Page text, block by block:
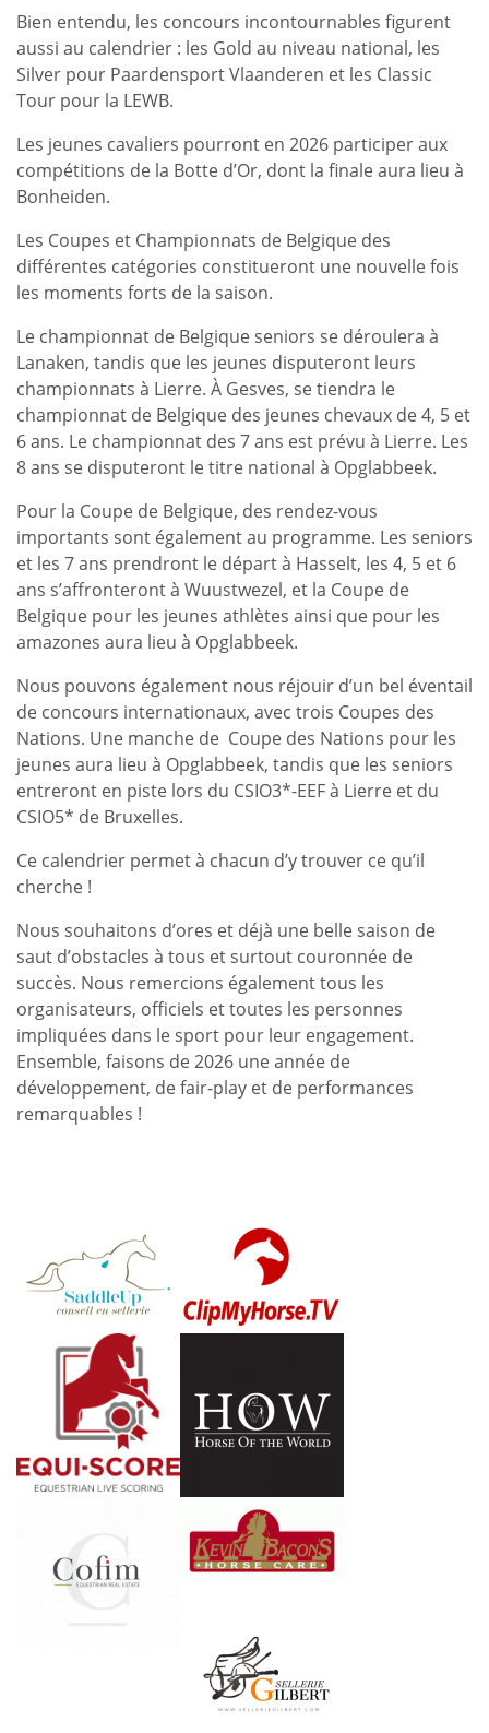
Bien entendu, les concours incontournables figurent
aussi au calendrier : les Gold au niveau national, les
Silver pour Paardensport Vlaanderen et les Classic
Tour pour la LEWB.
Les jeunes cavaliers pourront en 2026 participer aux
compétitions de la Botte d’Or, dont la finale aura lieu à
Bonheiden.
Les Coupes et Championnats de Belgique des
différentes catégories constitueront une nouvelle fois
les moments forts de la saison.
Le championnat de Belgique seniors se déroulera à
Lanaken, tandis que les jeunes disputeront leurs
championnats à Lierre. À Gesves, se tiendra le
championnat de Belgique des jeunes chevaux de 4, 5 et
6 ans. Le championnat des 7 ans est prévu à Lierre. Les
8 ans se disputeront le titre national à Opglabbeek.
Pour la Coupe de Belgique, des rendez-vous
importants sont également au programme. Les seniors
et les 7 ans prendront le départ à Hasselt, les 4, 5 et 6
ans s’affronteront à Wuustwezel, et la Coupe de
Belgique pour les jeunes athlètes ainsi que pour les
amazones aura lieu à Opglabbeek.
Nous pouvons également nous réjouir d’un bel éventail
de concours internationaux, avec trois Coupes des
Nations. Une manche de Coupe des Nations pour les
jeunes aura lieu à Opglabbeek, tandis que les seniors
entreront en piste lors du CSIO3*-EEF à Lierre et du
CSIO5* de Bruxelles.
Ce calendrier permet à chacun d’y trouver ce qu’il
cherche !
Nous souhaitons d’ores et déjà une belle saison de
saut d’obstacles à tous et surtout couronnée de
succès. Nous remercions également tous les
organisateurs, officiels et toutes les personnes
impliquées dans le sport pour leur engagement.
Ensemble, faisons de 2026 une année de
développement, de fair-play et de performances
remarquables !